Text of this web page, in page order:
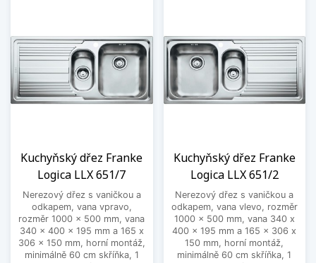
Kuchyňský dřez Franke
Logica LLX 651/7
Nerezový dřez s vaničkou a
odkapem, vana vpravo,
rozměr 1000 x 500 mm, vana
340 x 400 x 195 mm a 165 x
306 x 150 mm, horní montáž,
minimálně 60 cm skříňka, 1
Kuchyňský dřez Franke
Logica LLX 651/2
Nerezový dřez s vaničkou a
odkapem, vana vlevo, rozměr
1000 x 500 mm, vana 340 x
400 x 195 mm a 165 x 306 x
150 mm, horní montáž,
minimálně 60 cm skříňka, 1